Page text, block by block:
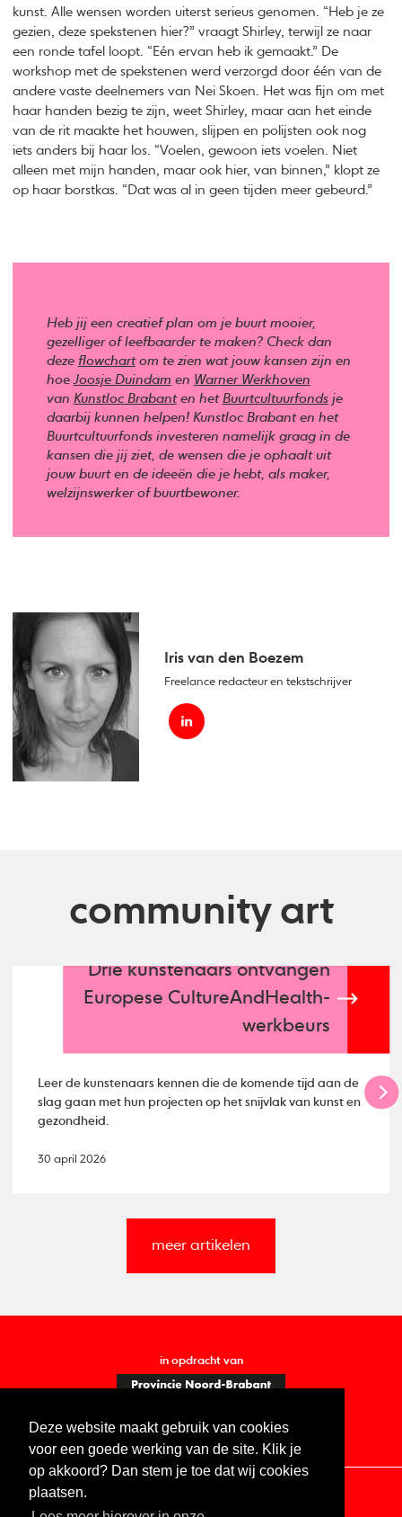
Deze website maakt gebruik van cookies
voor een goede werking van de site. Klik je
op akkoord? Dan stem je toe dat wij cookies
plaatsen.
kunst. Alle wensen worden uiterst serieus genomen. “Heb je ze
gezien, deze spekstenen hier?” vraagt Shirley, terwijl ze naar
een ronde tafel loopt. “Eén ervan heb ik gemaakt.” De
workshop met de spekstenen werd verzorgd door één van de
andere vaste deelnemers van Nei Skoen. Het was fijn om met
haar handen bezig te zijn, weet Shirley, maar aan het einde
van de rit maakte het houwen, slijpen en polijsten ook nog
iets anders bij haar los. “Voelen, gewoon iets voelen. Niet
alleen met mijn handen, maar ook hier, van binnen,” klopt ze
op haar borstkas. “Dat was al in geen tijden meer gebeurd.”
Heb jij een creatief plan om je buurt mooier,
gezelliger of leefbaarder te maken? Check dan
deze flowchartom te zien wat jouw kansen zijn en
hoe Joosje Duindam en Warner Werkhoven
van Kunstloc Brabanten het Buurtcultuurfondsje
daarbij kunnen helpen! Kunstloc Brabant en het
Buurtcultuurfonds investeren namelijk graag in de
kansen die jij ziet, de wensen die je ophaalt uit
jouw buurt en de ideeën die je hebt, als maker,
welzijnswerker of buurtbewoner.
Iris van den Boezem
Freelance redacteur en tekstschrijver
community art
Drie kunstenaars ontvangen
Europese CultureAndHealth-
werkbeurs
Leer de kunstenaars kennen die de komende tijd aan de
slag gaan met hun projecten op het snijvlak van kunst en
gezondheid.
30 april 2026
meer artikelen
in opdracht van